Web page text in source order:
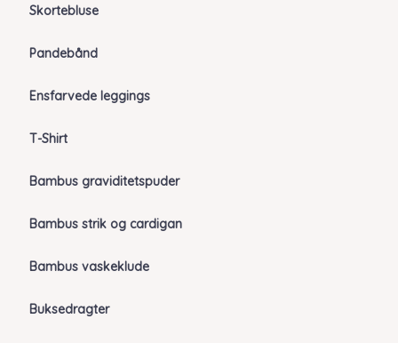
Skortebluse
Pandebånd
Ensfarvede leggings
T-Shirt
Bambus graviditetspuder
Bambus strik og cardigan
Bambus vaskeklude
Buksedragter